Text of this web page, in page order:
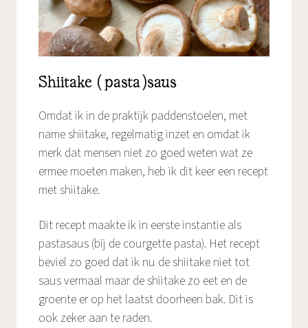
Shiitake (pasta)saus
Omdat ik in de praktijk paddenstoelen, met
name shiitake, regelmatig inzet en omdat ik
merk dat mensen niet zo goed weten wat ze
ermee moeten maken, heb ik dit keer een recept
met shiitake.
Dit recept maakte ik in eerste instantie als
pastasaus (bij de courgette pasta). Het recept
beviel zo goed dat ik nu de shiitake niet tot
saus vermaal maar de shiitake zo eet en de
groente er op het laatst doorheen bak. Dit is
ook zeker aan te raden.